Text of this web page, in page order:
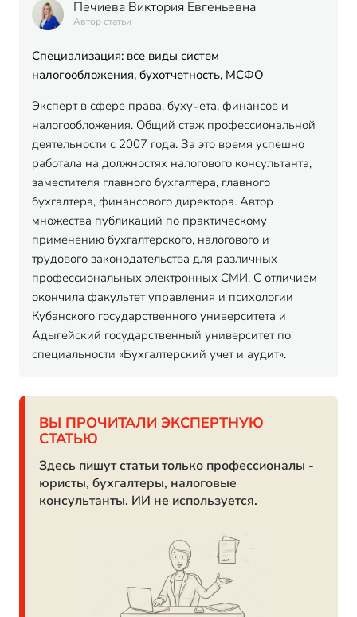
Печиева Виктория Евгеньевна
Автор статьи
Специализация: все виды систем
налогообложения, бухотчетность, МСФО
Эксперт в сфере права, бухучета, финансов и
налогообложения. Общий стаж профессиональной
деятельности с 2007 года. За это время успешно
работала на должностях налогового консультанта,
заместителя главного бухгалтера, главного
бухгалтера, финансового директора. Автор
множества публикаций по практическому
применению бухгалтерского, налогового и
трудового законодательства для различных
профессиональных электронных СМИ. С отличием
окончила факультет управления и психологии
Кубанского государственного университета и
Адыгейский государственный университет по
специальности «Бухгалтерский учет и аудит».
ВЫ ПРОЧИТАЛИ ЭКСПЕРТНУЮ
СТАТЬЮ
Здесь пишут статьи только профессионалы -
юристы, бухгалтеры, налоговые
консультанты. ИИ не используется.